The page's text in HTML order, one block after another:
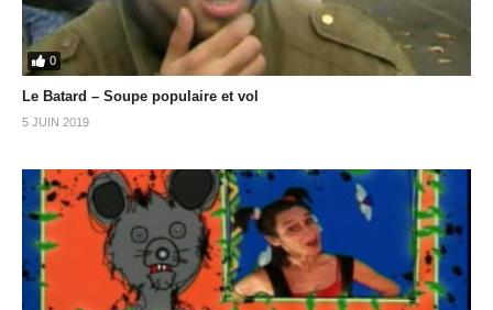
0
Le Batard – Soupe populaire et vol
5 JUIN 2019